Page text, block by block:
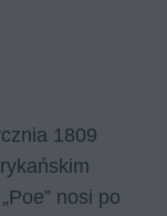
1809
nosi po